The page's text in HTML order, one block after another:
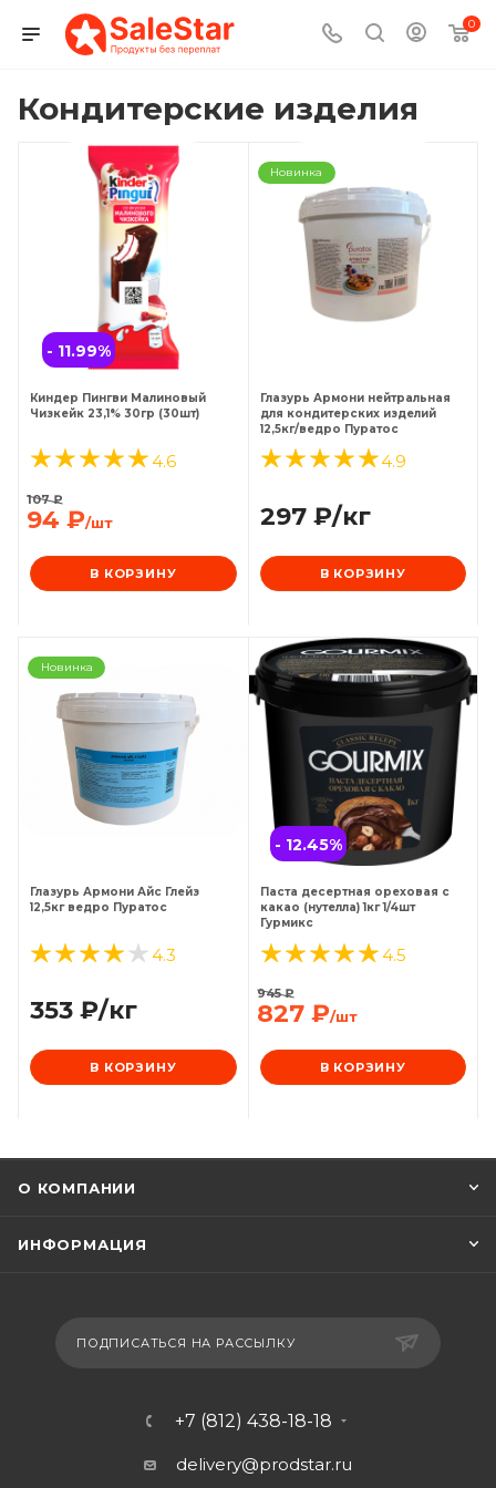
0
Кондитерские изделия
- 11.99%
Киндер Пингви Малиновый
Чизкейк 23,1% 30гр (30шт)
4.6
94 ₽/шт
107₽
В КОРЗИНУ
Новинка
Глазурь Армони нейтральная
для кондитерских изделий
12,5кг/ведро Пуратос
4.9
297₽/кг
В КОРЗИНУ
Новинка
Глазурь Армони Айс Глейз
12,5кг ведро Пуратос
4.3
353 ₽/кг
В КОРЗИНУ
- 12.45%
Паста десертная ореховая с
какао (нутелла) 1кг 1/4шт
Гурмикс
4.5
827₽/шт
945₽
В КОРЗИНУ
О КОМПАНИИ
ИНФОРМАЦИЯ
ПОДПИСАТЬСЯ НА РАССЫЛКУ
+7 (812) 438-18-18
delivery@prodstar.ru